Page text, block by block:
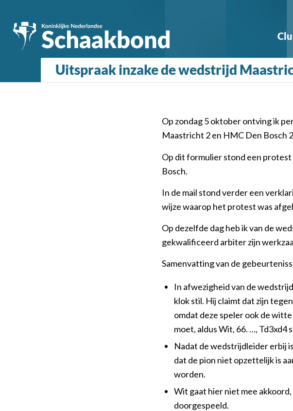
Uitspraak inzake de wedstrijd
Op zondag 5 oktober ontving ik
Maastricht 2 en HMC Den Bosch
Op dit formulier stond een
Bosch.
In de mail stond verder een
wijze waarop het protest was
Op dezelfde dag heb ik van de
gekwalificeerd arbiter zijn
Samenvatting van de
In afwezigheid van de
klok stil. Hij claimt dat zijn
omdat deze speler ook de
moet, aldus Wit, 66. …, Td3xd4
Nadat de wedstrijdleider erbij
dat de pion niet opzettelijk is
worden.
Wit gaat hier niet mee
doorgespeeld.